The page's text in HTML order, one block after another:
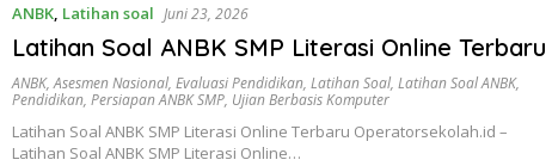
ANBK, Latihan soal Juni 23, 2026
Latihan Soal ANBK SMP Literasi Online Terbaru
ANBK,Asesmen Nasional,Evaluasi Pendidikan,Latihan Soal,Latihan Soal ANBK,
Pendidikan,Persiapan ANBK SMP, Ujian Berbasis Komputer
Latihan Soal ANBK SMP Literasi Online Terbaru Operatorsekolah.id –
Latihan Soal ANBK SMP Literasi Online…